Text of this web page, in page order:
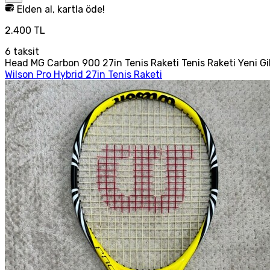
Elden al, kartla öde!
2.400 TL
6 taksit
Head MG Carbon 900 27in Tenis Raketi Tenis Raketi Yeni
Wilson Pro Hybrid 27in Tenis Raketi